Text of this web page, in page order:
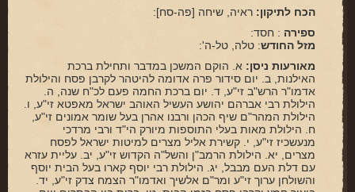
סיפורי הבעל שם טוב
הרב שמואל אליהו
הרב מיכי יוספי
ארכיון
תרומות
שאלות ותשובות
הכח לתיקון: ראיה, שיחה [פה-סח]:
ספירה : חסד:
מזל החודש: טלה, טל-ה':
מאורעות ניסן: א. הוקם המשכן במדבר ותחילת ברכת
האילנות, ב. יום סידור פרה אדומה להיטהר לקרבן פסח והילולת
אדמו"ר הרש"ב זי"ע, ד. יום ברכת החמה פעם לכ"ח שנה, ה.
הילולת רבי אברהם יהושע העשיל האוהב ישראל מאפטא זי"ע, ו.
הילולת המהר"ם שיף הכהן ורבנו אהרן בעל שומר אמונים זי"ע,
ח. הילולת מאות בעלי התוספות מיורק הי"ד ורבי מרדכי
מנעשכיז זי"ע, י. קשירת אליל מצרים למיטות ישראל לפסח
מצרים, יא. הילולת הרמב"ן והשל"ה הקדוש זי"ע, יב. עליית עזרא
עם דלת העם מבבל, יג. הילולת רבי יוסף קארו בעל הבית יוסף
והשולחן ערוך זי"ע ומר"ם אלשיך ואדמו"ר הצמח צדק זי"ע, יד.